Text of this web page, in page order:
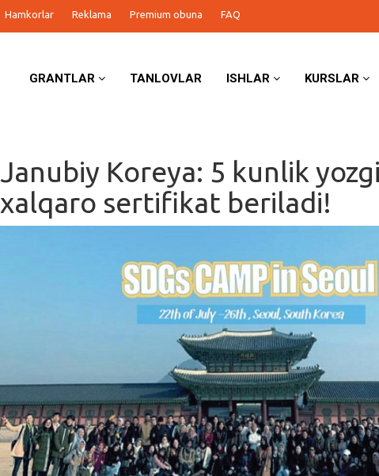
Hamkorlar Reklama Premium obuna FAQ
GRANTLAR TANLOVLAR ISHLAR KURSLAR
Janubiy Koreya: 5 kunlik
xalqaro sertifikat beriladi!